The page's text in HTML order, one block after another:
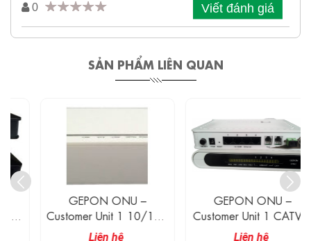
0 Viết đánh giá
SẢN PHẨM LIÊN QUAN
GEPON ONU –
Customer Unit 1 10/100
Mbit/s Và 1 Cổng PON
Liên hệ
GEPON ONU –
Customer Unit 1 CATV +
4 FE + 2 FXS/FXO
Liên hệ